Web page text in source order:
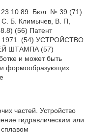
23.10.89. Бюл. № 39 (71)
С. Б. Климычев, В. П,
(56) Патент
1971. (54) УСТРОЙСТВО
ШТАМПА (57)
и может быть
формообразующих
частей. Устройство
гидравлическим или